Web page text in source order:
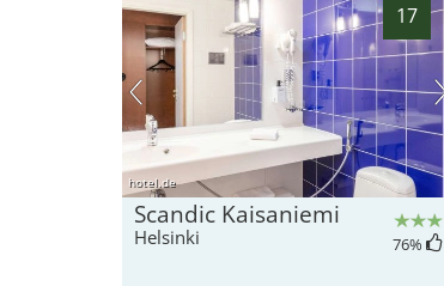
17
hotel.de
Scandic Kaisaniemi
Helsinki 76%